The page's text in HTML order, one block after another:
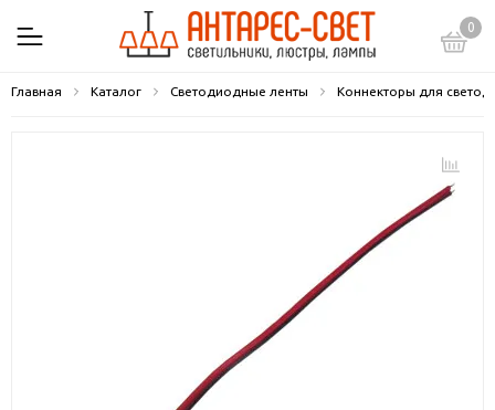
0
Главная Каталог Светодиодные ленты Коннекторы для